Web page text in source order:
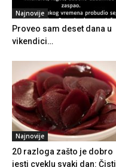
Najnovije
Proveo sam deset dana u
vikendici…
Najnovije
20 razloga zašto je dobro
jesti cveklu svaki dan: Čisti